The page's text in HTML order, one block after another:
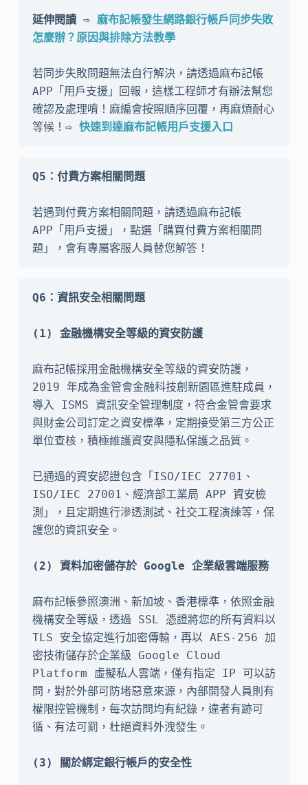
延伸閱讀 ⇨ 麻布記帳發生網路銀行帳戶同步失敗
怎麼辦？原因與排除方法教學
若同步失敗問題無法自行解決，請透過麻布記帳
APP「用戶支援」回報，這樣工程師才有辦法幫您
確認及處理唷！麻編會按照順序回覆，再麻煩耐心
等候！ ⇨ 快速到達麻布記帳用戶支援入口
Q5：付費方案相關問題
若遇到付費方案相關問題，請透過麻布記帳
APP「用戶支援」，點選「購買付費方案相關問
題」，會有專屬客服人員替您解答！
Q6：資訊安全相關問題
(1) 金融機構安全等級的資安防護
麻布記帳採用金融機構安全等級的資安防護，
2019 年成為金管會金融科技創新園區進駐成員，
導入 ISMS 資訊安全管理制度，符合金管會要求
與財金公司訂定之資安標準，定期接受第三方公正
單位查核，積極維護資安與隱私保護之品質。
已通過的資安認證包含「ISO/IEC 27701、
ISO/IEC 27001、經濟部工業局 APP 資安檢
測」，且定期進行滲透測試、社交工程演練等，保
護您的資訊安全。
(2) 資料加密儲存於 Google 企業級雲端服務
麻布記帳參照澳洲、新加坡、香港標準，依照金融
機構安全等級，透過 SSL 憑證將您的所有資料以
TLS 安全協定進行加密傳輸，再以 AES-256 加
密技術儲存於企業級 Google Cloud
Platform 虛擬私人雲端，僅有指定 IP 可以訪
問，對於外部可防堵惡意來源，內部開發人員則有
權限控管機制，每次訪問均有紀錄，違者有跡可
循、有法可罰，杜絕資料外洩發生。
(3) 關於綁定銀行帳戶的安全性